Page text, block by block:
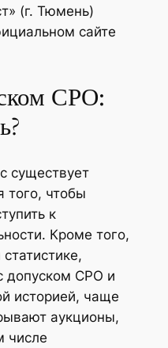
(г. Тюмень)
сайте
СРО:
существует
того, чтобы
к
Кроме того,
допуском СРО и
историей, чаще
аукционы,
числе